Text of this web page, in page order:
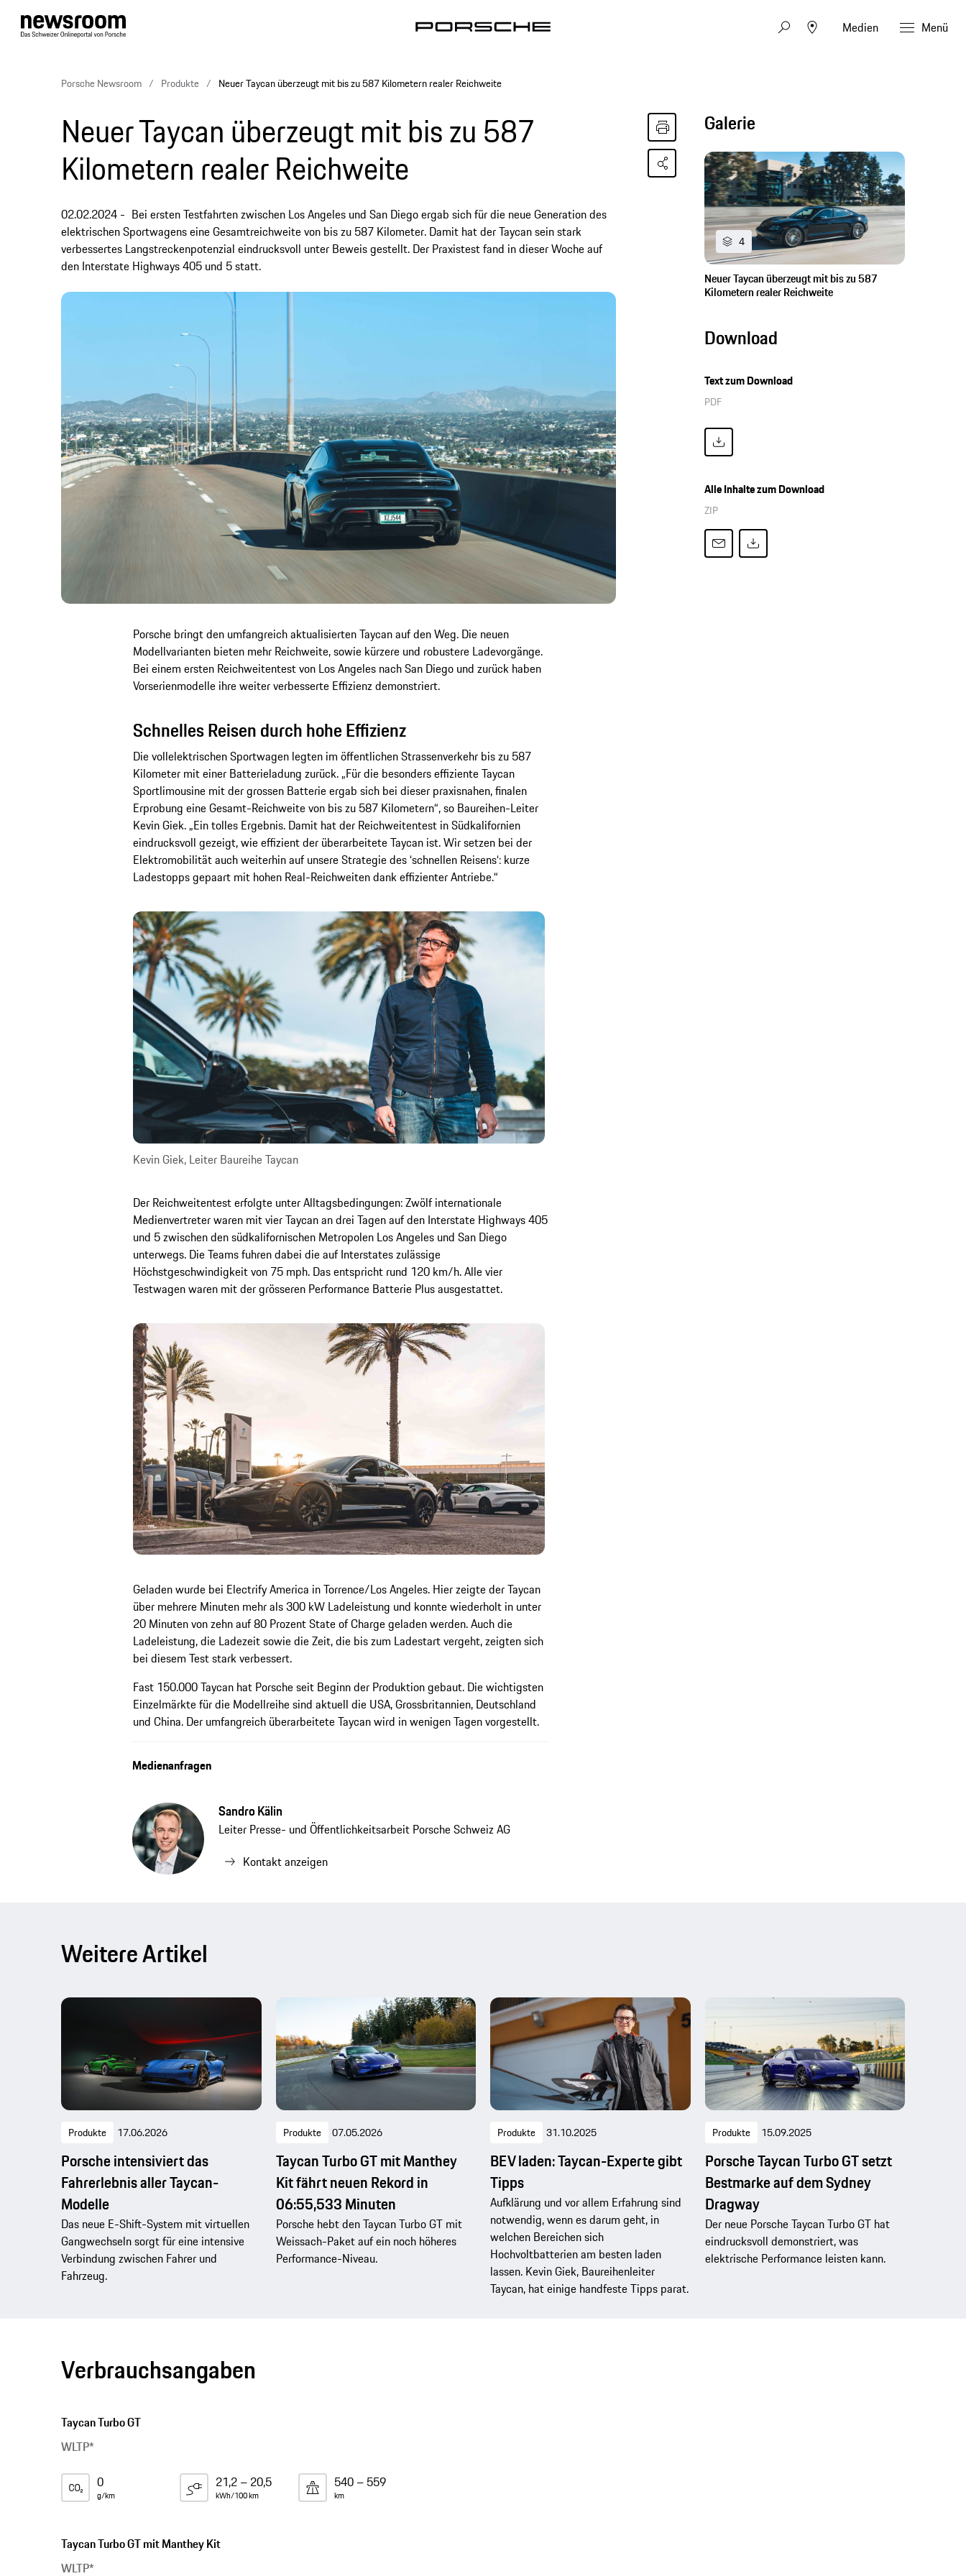
Medien Menü
Porsche Newsroom Produkte Neuer Taycan überzeugt mit bis zu 587 Kilometern realer Reichweite
Neuer Taycan überzeugt mit bis zu 587
Kilometern realer Reichweite
02.02.2024
Bei ersten Testfahrten zwischen Los Angeles und San Diego ergab sich für die neue Generation des
elektrischen Sportwagens eine Gesamtreichweite von bis zu 587 Kilometer. Damit hat der Taycan sein stark
verbessertes Langstreckenpotenzial eindrucksvoll unter Beweis gestellt. Der Praxistest fand in dieser Woche auf
den Interstate Highways 405 und 5 statt.
Porsche bringt den umfangreich aktualisierten Taycan auf den Weg. Die neuen
Modellvarianten bieten mehr Reichweite, sowie kürzere und robustere Ladevorgänge.
Bei einem ersten Reichweitentest von Los Angeles nach San Diego und zurück haben
Vorserienmodelle ihre weiter verbesserte Effizienz demonstriert.
Schnelles Reisen durch hohe Effizienz
Die vollelektrischen Sportwagen legten im öffentlichen Strassenverkehr bis zu 587
Kilometer mit einer Batterieladung zurück. „Für die besonders effiziente Taycan
Sportlimousine mit der grossen Batterie ergab sich bei dieser praxisnahen, finalen
Erprobung eine Gesamt-Reichweite von bis zu 587 Kilometern“, so Baureihen-Leiter
Kevin Giek. „Ein tolles Ergebnis. Damit hat der Reichweitentest in Südkalifornien
eindrucksvoll gezeigt, wie effizient der überarbeitete Taycan ist. Wir setzen bei der
Elektromobilität auch weiterhin auf unsere Strategie des ‘schnellen Reisens‘: kurze
Ladestopps gepaart mit hohen Real-Reichweiten dank effizienter Antriebe.“
Kevin Giek, Leiter Baureihe Taycan
Der Reichweitentest erfolgte unter Alltagsbedingungen: Zwölf internationale
Medienvertreter waren mit vier Taycan an drei Tagen auf den Interstate Highways 405
und 5 zwischen den südkalifornischen Metropolen Los Angeles und San Diego
unterwegs. Die Teams fuhren dabei die auf Interstates zulässige
Höchstgeschwindigkeit von 75 mph. Das entspricht rund 120 km/h. Alle vier
Testwagen waren mit der grösseren Performance Batterie Plus ausgestattet.
Geladen wurde bei Electrify America in Torrence/Los Angeles. Hier zeigte der Taycan
über mehrere Minuten mehr als 300 kW Ladeleistung und konnte wiederholt in unter
20 Minuten von zehn auf 80 Prozent State of Charge geladen werden. Auch die
Ladeleistung, die Ladezeit sowie die Zeit, die bis zum Ladestart vergeht, zeigten sich
bei diesem Test stark verbessert.
Fast 150.000 Taycan hat Porsche seit Beginn der Produktion gebaut. Die wichtigsten
Einzelmärkte für die Modellreihe sind aktuell die USA, Grossbritannien, Deutschland
und China. Der umfangreich überarbeitete Taycan wird in wenigen Tagen vorgestellt.
Galerie
4
Neuer Taycan überzeugt mit bis zu 587
Kilometern realer Reichweite
Download
Text zum Download
PDF
Alle Inhalte zum Download
ZIP
Medienanfragen
Sandro Kälin
Leiter Presse- und Öffentlichkeitsarbeit Porsche Schweiz AG
Kontakt anzeigen
Weitere Artikel
Produkte 17.06.2026
Porsche intensiviert das
Fahrerlebnis aller Taycan-
Modelle
Das neue E-Shift-System mit virtuellen
Gangwechseln sorgt für eine intensive
Verbindung zwischen Fahrer und
Fahrzeug.
Produkte 07.05.2026
Taycan Turbo GT mit Manthey
Kit fährt neuen Rekord in
06:55,533 Minuten
Porsche hebt den Taycan Turbo GT mit
Weissach-Paket auf ein noch höheres
Performance-Niveau.
Produkte 31.10.2025
BEV laden: Taycan-Experte gibt
Tipps
Aufklärung und vor allem Erfahrung sind
notwendig, wenn es darum geht, in
welchen Bereichen sich
Hochvoltbatterien am besten laden
lassen. Kevin Giek, Baureihenleiter
Taycan, hat einige handfeste Tipps parat.
Produkte 15.09.2025
Porsche Taycan Turbo GT setzt
Bestmarke auf dem Sydney
Dragway
Der neue Porsche Taycan Turbo GT hat
eindrucksvoll demonstriert, was
elektrische Performance leisten kann.
Verbrauchsangaben
Taycan Turbo GT
WLTP*
0
g/km
21,2 – 20,5
kWh/100 km
540 – 559
km
Taycan Turbo GT mit Manthey Kit
WLTP*